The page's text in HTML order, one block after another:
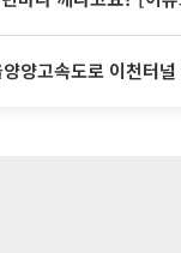
양고속도로 이천터